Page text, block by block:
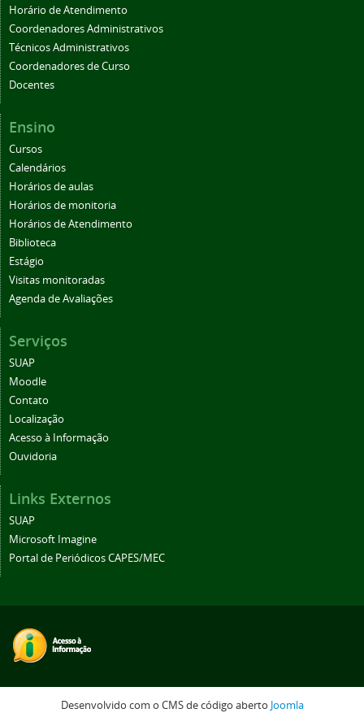
Horário de Atendimento
Coordenadores Administrativos
Técnicos Administrativos
Coordenadores de Curso
Docentes
Ensino
Cursos
Calendários
Horários de aulas
Horários de monitoria
Horários de Atendimento
Biblioteca
Estágio
Visitas monitoradas
Agenda de Avaliações
Serviços
SUAP
Moodle
Contato
Localização
Acesso à Informação
Ouvidoria
Links Externos
SUAP
Microsoft Imagine
Portal de Periódicos CAPES/MEC
Desenvolvido com o CMS de código aberto Joomla